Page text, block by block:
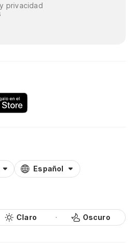
privacidad
Español
Claro Oscuro